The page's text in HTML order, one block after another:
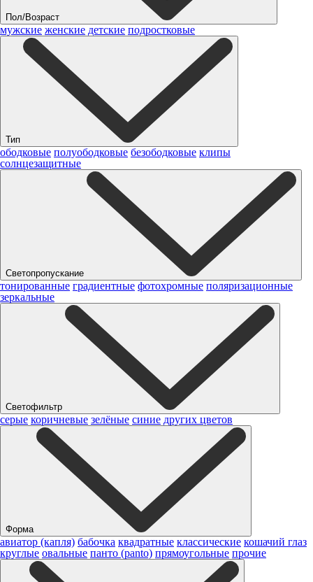
Пол/Возраст
мужские женские детские подростковые
Тип
ободковые полуободковые безободковые клипы
солнцезащитные
Светопропускание
тонированные градиентные фотохромные поляризационные
зеркальные
Светофильтр
серые коричневые зелёные синие других цветов
Форма
авиатор (капля) бабочка квадратные классические кошачий глаз
круглые овальные панто (panto) прямоугольные прочие